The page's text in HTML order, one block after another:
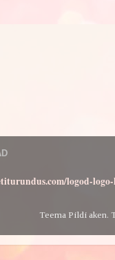
logod-
Teema Pildi aken.